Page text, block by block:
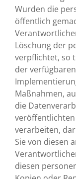
Wurden die
öffentlich
Löschung der
verpflichtet, so
der
Maßnahmen,
die
verarbeiten,
Sie von diesen
diesen